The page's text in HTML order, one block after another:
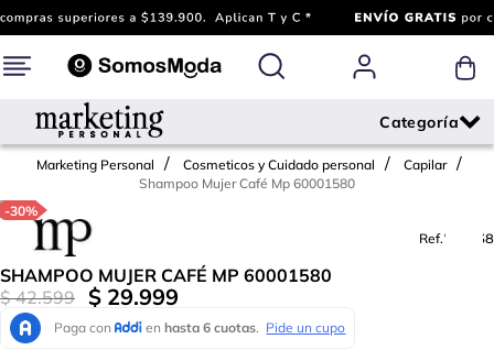
Marketing Personal Cosmeticos y Cuidado personal
Capilar
Shampoo Mujer Café Mp 60001580
-30%
Ref.790238
SHAMPOO MUJER CAFÉ MP 60001580
$ 42.599 $ 29.999